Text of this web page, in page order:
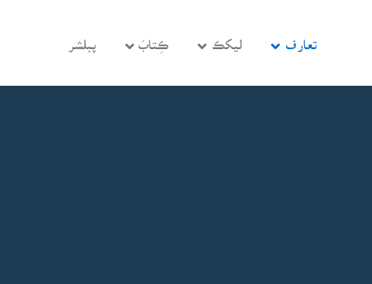
تعارف ليکڪ ڪِتابَ پبلشر